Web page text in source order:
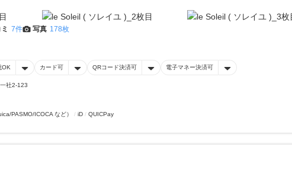
7件 写真 178枚
OK カード可 QRコード決済可 電子マネー決済可
社2-123
PASMO/ICOCA など） iD QUICPay